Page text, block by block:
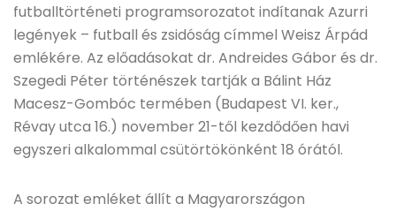
futballtörténeti programsorozatot indítanak Azurri
legények – futball és zsidóság címmel Weisz Árpád
emlékére. Az előadásokat dr. Andreides Gábor és dr.
Szegedi Péter történészek tartják a Bálint Ház
Macesz-Gombóc termében (Budapest VI. ker.,
Révay utca 16.) november 21-től kezdődően havi
egyszeri alkalommal csütörtökönként 18 órától.
A sorozat emléket állít a Magyarországon